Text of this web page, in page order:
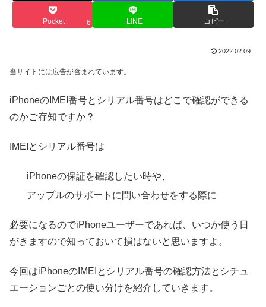
Pocket 6 LINE コピー
2022.02.09
当サイトには広告が含まれています。
iPhoneのIMEI番号とシリアル番号はどこで確認ができる
のかご存知ですか？
IMEIとシリアル番号は
iPhoneの保証を確認したい時や、
アップルのサポートに問い合わせをする際に
必要になるのでiPhoneユーザーであれば、いつか使う日
がきますので知っておいて損はないと思いますよ。
今回はiPhoneのIMEIとシリアル番号の確認方法とシチュ
エーションごとの使い分けを紹介していきます。